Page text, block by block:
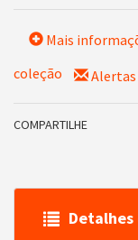
Mais
coleção
Alertas
COMPARTILHE